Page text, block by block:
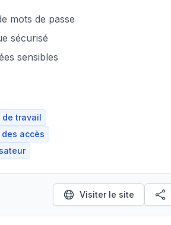
mots de passe
sécurisé
sensibles
de travail
accès
Visiter le site